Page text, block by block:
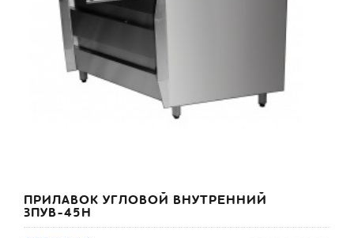
ПРИЛАВОК УГЛОВОЙ ВНУТРЕННИЙ
ЗПУВ-45Н